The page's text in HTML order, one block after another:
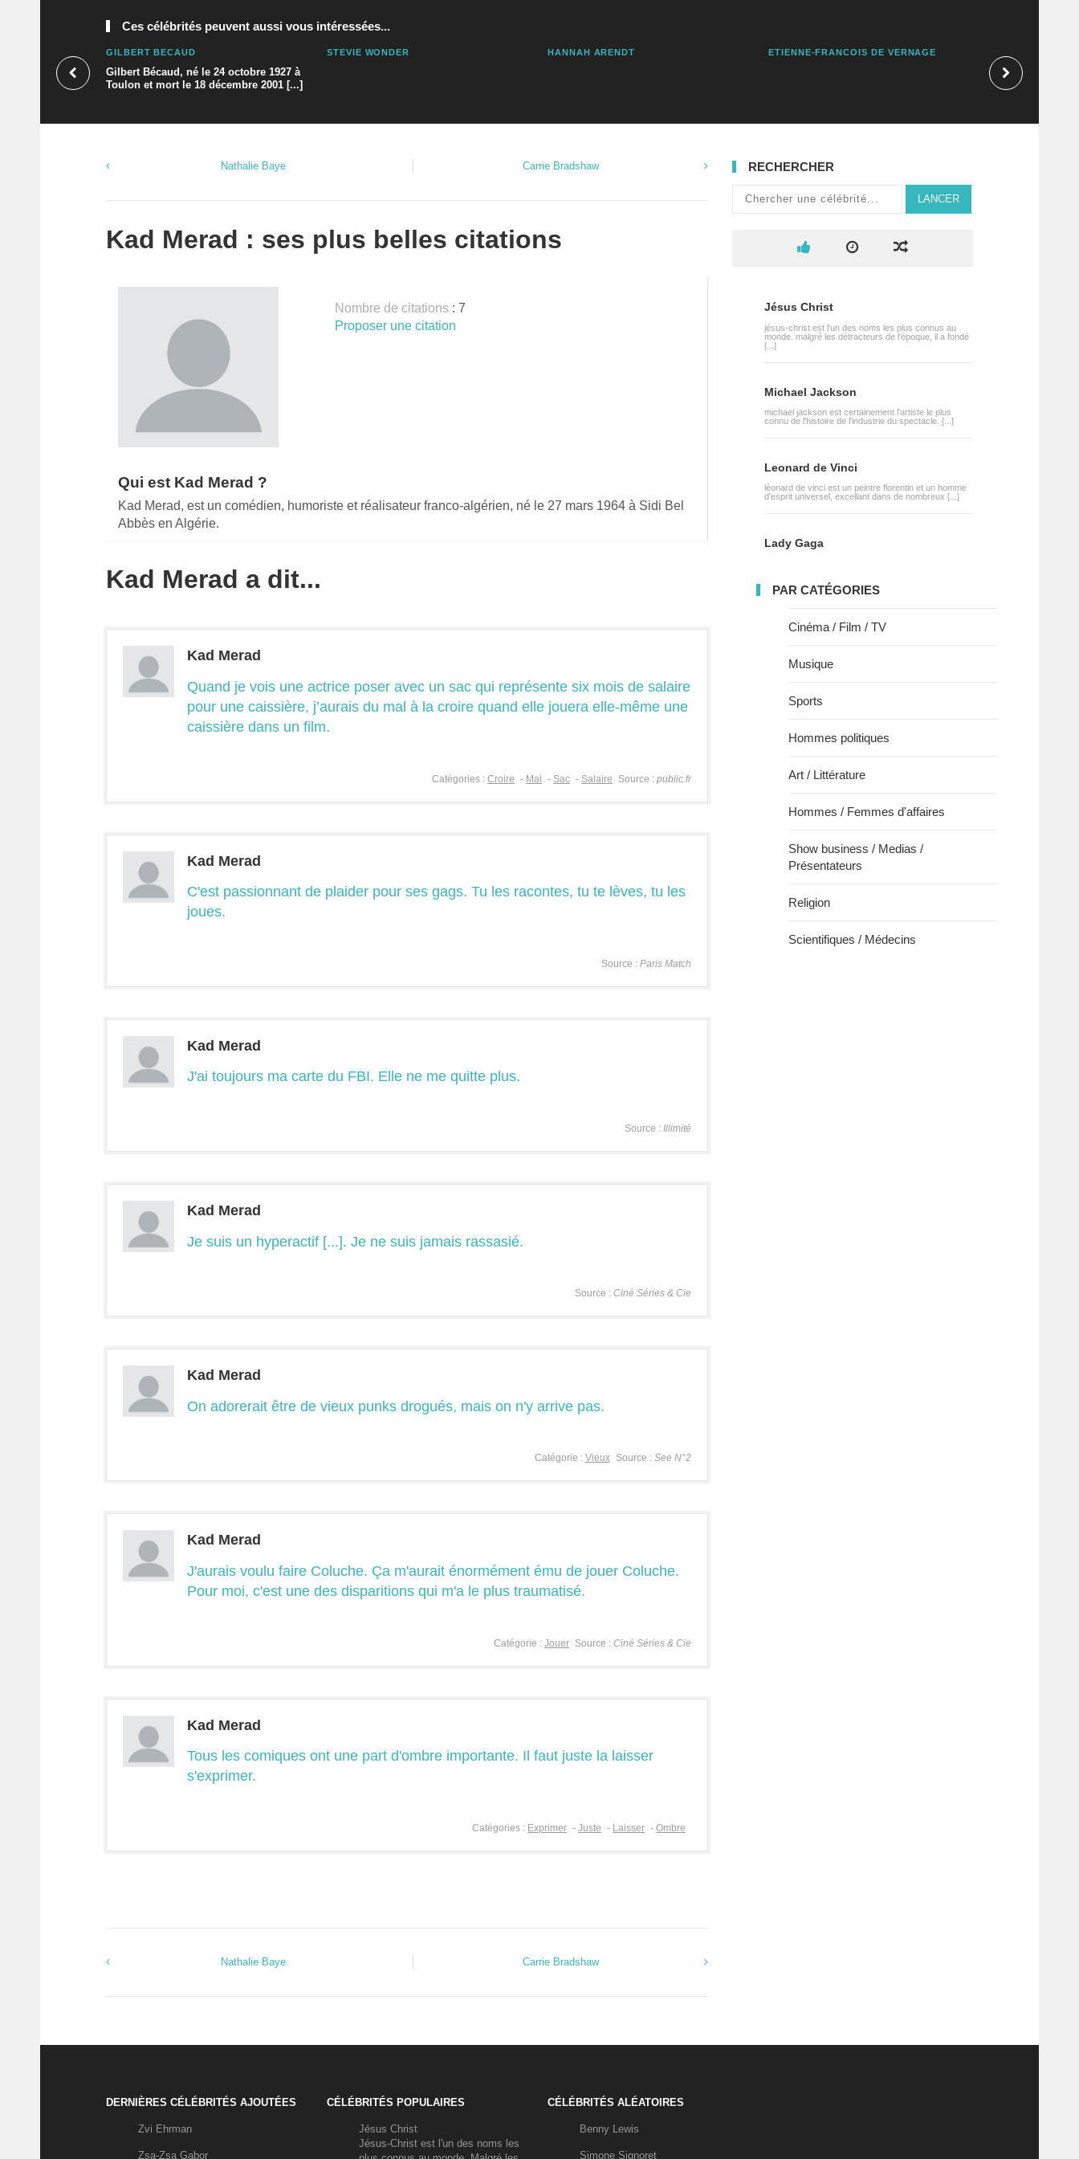
Ces célébrités peuvent aussi vous intéressées...
GILBERT BÉCAUD
Gilbert Bécaud, né le 24 octobre 1927 à
Toulon et mort le 18 décembre 2001 [...]
STEVIE WONDER HANNAH ARENDT ETIENNE-FRANCOIS DE VERNAGE
Nathalie Baye Carrie Bradshaw
Kad Merad : ses plus belles citations
Nombre de citations : 7
Proposer une citation
Qui est Kad Merad ?
Kad Merad, est un comédien, humoriste et réalisateur franco-algérien, né le 27 mars 1964 à Sidi Bel
Abbès en Algérie.
Kad Merad a dit...
Kad Merad
Quand je vois une actrice poser avec un sac qui représente six mois de salaire
pour une caissière, j’aurais du mal à la croire quand elle jouera elle-même une
caissière dans un film.
Source : public.fr
Catégories : Croire - Mal - Sac - Salaire
Kad Merad
C'est passionnant de plaider pour ses gags. Tu les racontes, tu te lèves, tu les
joues.
Source : Paris Match
Kad Merad
J'ai toujours ma carte du FBI. Elle ne me quitte plus.
Source : Illimité
Kad Merad
Je suis un hyperactif [...]. Je ne suis jamais rassasié.
Source : Ciné Séries & Cie
Kad Merad
On adorerait être de vieux punks drogués, mais on n'y arrive pas.
Source : See N°2
Catégorie : Vieux
Kad Merad
J'aurais voulu faire Coluche. Ça m'aurait énormément ému de jouer Coluche.
Pour moi, c'est une des disparitions qui m'a le plus traumatisé.
Source : Ciné Séries & Cie
Catégorie : Jouer
Kad Merad
Tous les comiques ont une part d'ombre importante. Il faut juste la laisser
s'exprimer.
Catégories : Exprimer - Juste - Laisser - Ombre
Nathalie Baye Carrie Bradshaw
RECHERCHER
LANCER
Jésus Christ
jésus-christ est l'un des noms les plus connus au
monde. malgré les détracteurs de l'époque, il a fondé
[...]
Michael Jackson
michael jackson est certainement l'artiste le plus
connu de l'histoire de l'industrie du spectacle. [...]
Leonard de Vinci
léonard de vinci est un peintre florentin et un homme
d'esprit universel, excellant dans de nombreux [...]
Lady Gaga
PAR CATÉGORIES
Cinéma / Film / TV
Musique
Sports
Hommes politiques
Art / Littérature
Hommes / Femmes d'affaires
Show business / Medias /
Présentateurs
Religion
Scientifiques / Médecins
DERNIÈRES CÉLÉBRITÉS AJOUTÉES
Zvi Ehrman
Zsa-Zsa Gabor
CÉLÉBRITÉS POPULAIRES
Jésus Christ
Jésus-Christ est l'un des noms les
CÉLÉBRITÉS ALÉATOIRES
Benny Lewis
Simone Signoret